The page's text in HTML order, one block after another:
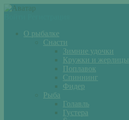
О рыбалке
Снасти
Зимние удочки
Кружки и жерлицы
Поплавок
Спиннинг
Фидер
Рыба
Голавль
Густера